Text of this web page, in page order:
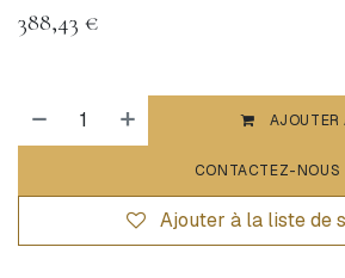
388,43 €
AJOUTER
CONTACTEZ-NOUS
Ajouter à la liste de